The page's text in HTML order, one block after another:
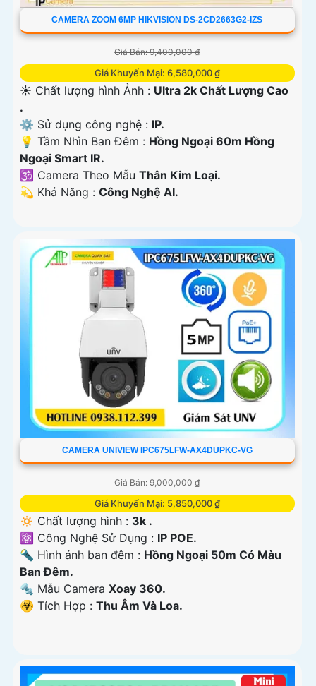
CAMERA ZOOM 6MP HIKVISION DS-2CD2663G2-IZS
Giá Bán: 9,400,000 ₫
Giá Khuyến Mại: 6,580,000 ₫
☀️ Chất lượng hình Ảnh : Ultra 2k Chất Lượng Cao
.
⚙ Sử dụng công nghệ : IP.
💡 Tầm Nhìn Ban Đêm : Hồng Ngoại 60m Hồng
Ngoại Smart IR.
🕉️ Camera Theo Mẫu Thân Kim Loại.
️💫 Khả Năng : Công Nghệ AI.
CAMERA UNIVIEW IPC675LFW-AX4DUPKC-VG
Giá Bán: 9,000,000 ₫
Giá Khuyến Mại: 5,850,000 ₫
🔅 Chất lượng hình : 3k .
⚛️ Công Nghệ Sử Dụng : IP POE.
🔦 Hình ảnh ban đêm : Hồng Ngoại 50m Có Màu
Ban Ðêm.
🔩 Mẫu Camera Xoay 360.
️☣️ Tích Hợp : Thu Âm Và Loa.